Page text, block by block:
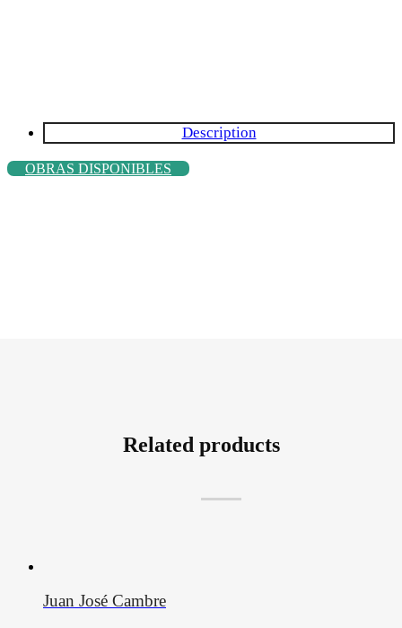
Description
OBRAS DISPONIBLES
Related products
Juan José Cambre